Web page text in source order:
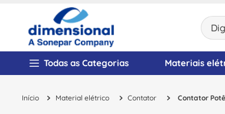
Todas as Categorias Materiais
Material elétrico Contator Contator
1º
2º cabo